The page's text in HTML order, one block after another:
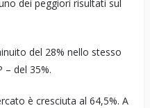
dei peggiori risultati sul
del 28% nello stesso
– del 35%.
è cresciuta al 64,5%. A